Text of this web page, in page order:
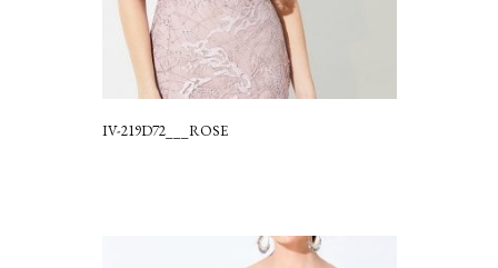
IV-219D72___ROSE